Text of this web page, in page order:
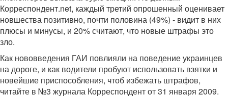
Корреспондент.net, каждый третий опрошенный оценивает
новшества позитивно, почти половина (49%) - видит в них
плюсы и минусы, и 20% считают, что новые штрафы это
зло.
Как нововведения ГАИ повлияли на поведение украинцев
на дороге, и как водители пробуют использовать взятки и
новейшие приспособления, чтоб избежать штрафов,
читайте в №3 журнала Корреспондент от 31 января 2009.